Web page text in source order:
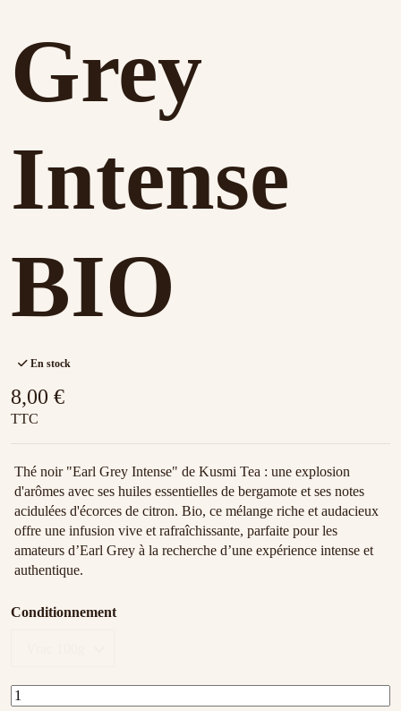
Grey
Intense
BIO
En stock
8,00 €
TTC
Thé noir "Earl Grey Intense" de Kusmi Tea : une explosion
d'arômes avec ses huiles essentielles de bergamote et ses notes
acidulées d'écorces de citron. Bio, ce mélange riche et audacieux
offre une infusion vive et rafraîchissante, parfaite pour les
amateurs d’Earl Grey à la recherche d’une expérience intense et
authentique.
Conditionnement